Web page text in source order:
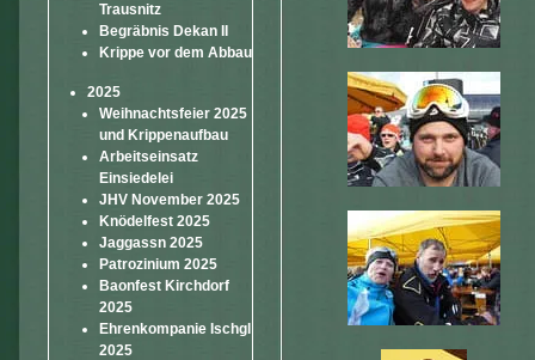
Trausnitz
Begräbnis Dekan II
Krippe vor dem Abbau
2025
Weihnachtsfeier 2025
und Krippenaufbau
Arbeitseinsatz
Einsiedelei
JHV November 2025
Knödelfest 2025
Jaggassn 2025
Patrozinium 2025
Baonfest Kirchdorf
2025
Ehrenkompanie Ischgl
2025